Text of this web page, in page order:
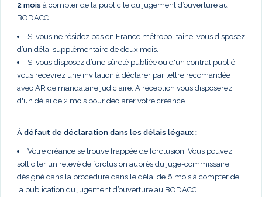
2 mois à compter de la publicité du jugement d’ouverture au
BODACC.
Si vous ne résidez pas en France métropolitaine, vous disposez
d’un délai supplémentaire de deux mois.
Si vous disposez d’une sûreté publiée ou d'un contrat publié,
vous recevrez une invitation à déclarer par lettre recomandée
avec AR de mandataire judiciaire. A réception vous disposerez
d'un délai de 2 mois pour déclarer votre créance.
À défaut de déclaration dans les délais légaux :
Votre créance se trouve frappée de forclusion. Vous pouvez
solliciter un relevé de forclusion auprès du juge-commissaire
désigné dans la procédure dans le délai de 6 mois à compter de
la publication du jugement d’ouverture au BODACC.